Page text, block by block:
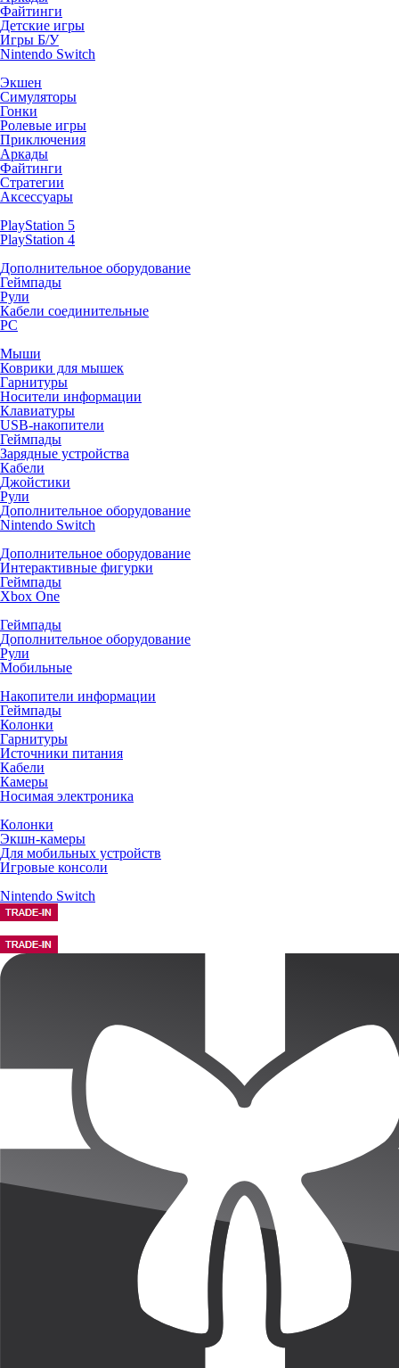
Файтинги
Детские игры
Игры Б/У
Nintendo Switch
Экшен
Симуляторы
Гонки
Ролевые игры
Приключения
Аркады
Файтинги
Стратегии
Аксессуары
PlayStation 5
PlayStation 4
Дополнительное оборудование
Геймпады
Рули
Кабели соединительные
PC
Мыши
Коврики для мышек
Гарнитуры
Носители информации
Клавиатуры
USB-накопители
Геймпады
Зарядные устройства
Кабели
Джойстики
Рули
Дополнительное оборудование
Nintendo Switch
Дополнительное оборудование
Интерактивные фигурки
Геймпады
Xbox One
Геймпады
Дополнительное оборудование
Рули
Мобильные
Накопители информации
Геймпады
Колонки
Гарнитуры
Источники питания
Кабели
Камеры
Носимая электроника
Колонки
Экшн-камеры
Для мобильных устройств
Игровые консоли
Nintendo Switch